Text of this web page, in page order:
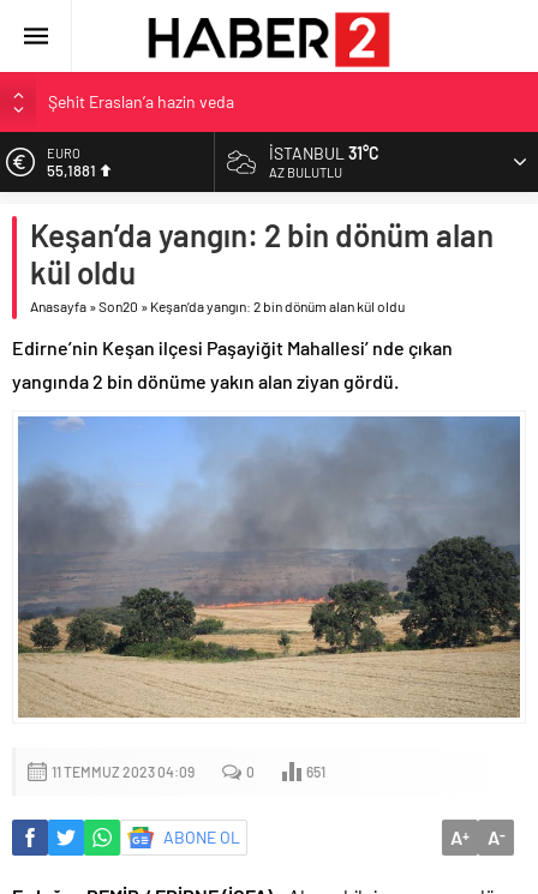
Şehit Eraslan’a hazin veda
Toprak Razgatlıoğlu Çekya’da ikinci oldu
Malatya’da Bakırcılar Çarşısı’na ilk kazma
İzmit Belediyesi’nden Tepeköy’de asfalt mesaisi
EURO
55,1881
6.660,55
BİST
13.779,39
47,7111
İSTANBUL31°C
AZ BULUTLU
Keşan’da yangın: 2 bin dönüm alan
kül oldu
Anasayfa »Son20 » Keşan’da yangın: 2 bin dönüm alan kül oldu
Edirne’nin Keşan ilçesi Paşayiğit Mahallesi’ nde çıkan
yangında 2 bin dönüme yakın alan ziyan gördü.
11 TEMMUZ 2023 04:09 0 651
ABONE OL A+ A-